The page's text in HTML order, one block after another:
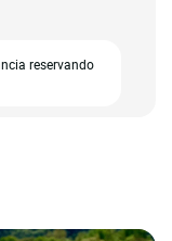
reservando